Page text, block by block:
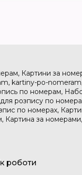
Картини за
kartiny-po-
по номерам,
розпису по
по номерах,
за
роботи